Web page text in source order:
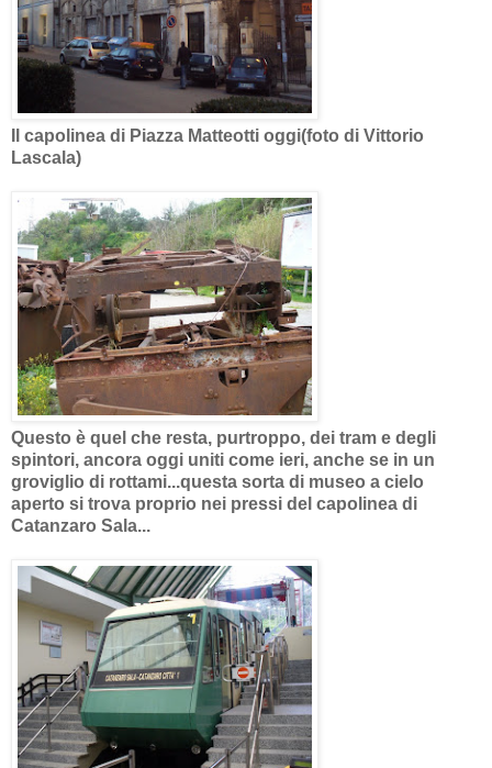
Il capolinea di Piazza Matteotti oggi(foto di Vittorio
Lascala)
Questo è quel che resta, purtroppo, dei tram e degli
spintori, ancora oggi uniti come ieri, anche se in un
groviglio di rottami...questa sorta di museo a cielo
aperto si trova proprio nei pressi del capolinea di
Catanzaro Sala...